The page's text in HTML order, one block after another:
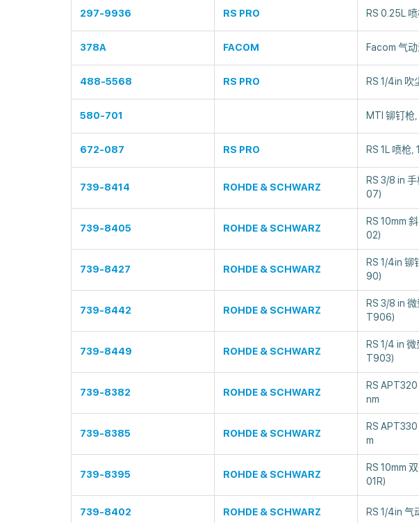
297-9936 RS PRO RS 0.25L
378A FACOM Facom 气
488-5568 RS PRO RS 1/4in 吹
580-701 MTI 铆钉枪
672-087 RS PRO RS 1L 喷枪
739-8414 ROHDE & SCHWARZ
RS 3/8 in
07)
739-8405 ROHDE & SCHWARZ
RS 10mm
02)
739-8427 ROHDE & SCHWARZ
RS 1/4in 铆
90)
739-8442 ROHDE & SCHWARZ
RS 3/8 in
T906)
739-8449 ROHDE & SCHWARZ
RS 1/4 in
T903)
739-8382 ROHDE & SCHWARZ
RS
nm
739-8385 ROHDE & SCHWARZ
RS
m
739-8395 ROHDE & SCHWARZ
RS 10mm
01R)
739-8402 ROHDE & SCHWARZ RS 1/4in